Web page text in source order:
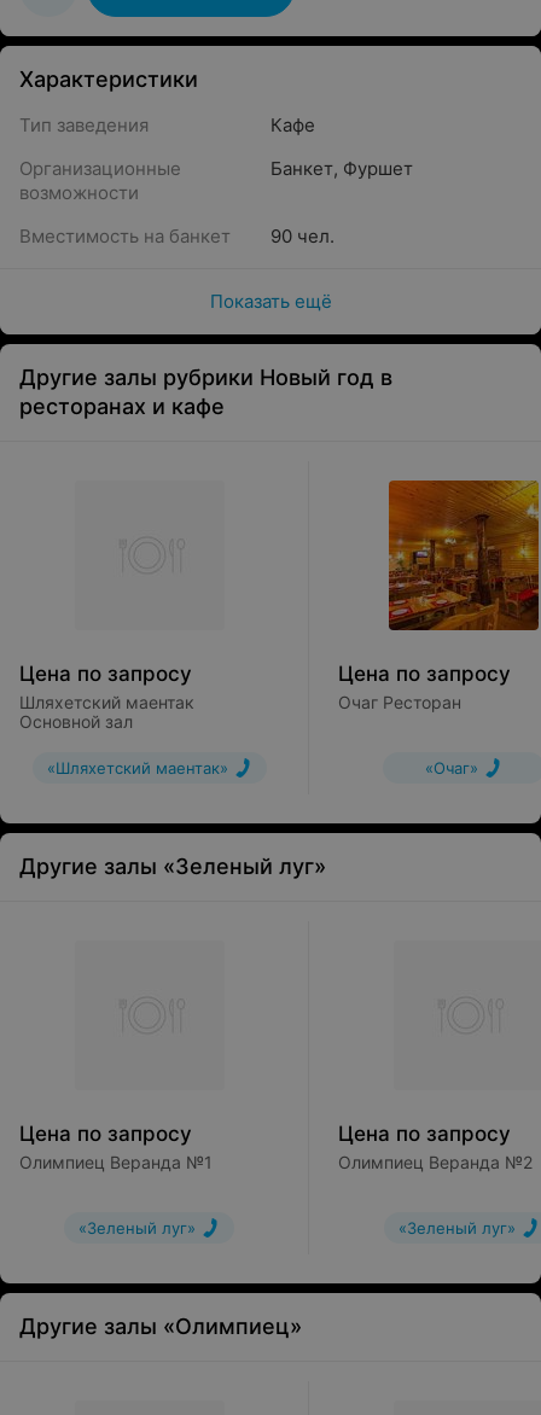
Характеристики
Тип заведения
Кафе
Организационные
возможности
Банкет, Фуршет
Вместимость на банкет 90 чел.
Показать ещё
Другие залы рубрики Новый год в
ресторанах и кафе
Цена по запросу
Шляхетский маентак
Основной зал
«Шляхетский маентак»
Цена по запросу
Очаг Ресторан
«Очаг»
Другие залы «Зеленый луг»
Цена по запросу
Олимпиец Веранда №1
«Зеленый луг»
Цена по запросу
Олимпиец Веранда №2
«Зеленый луг»
Другие залы «Олимпиец»